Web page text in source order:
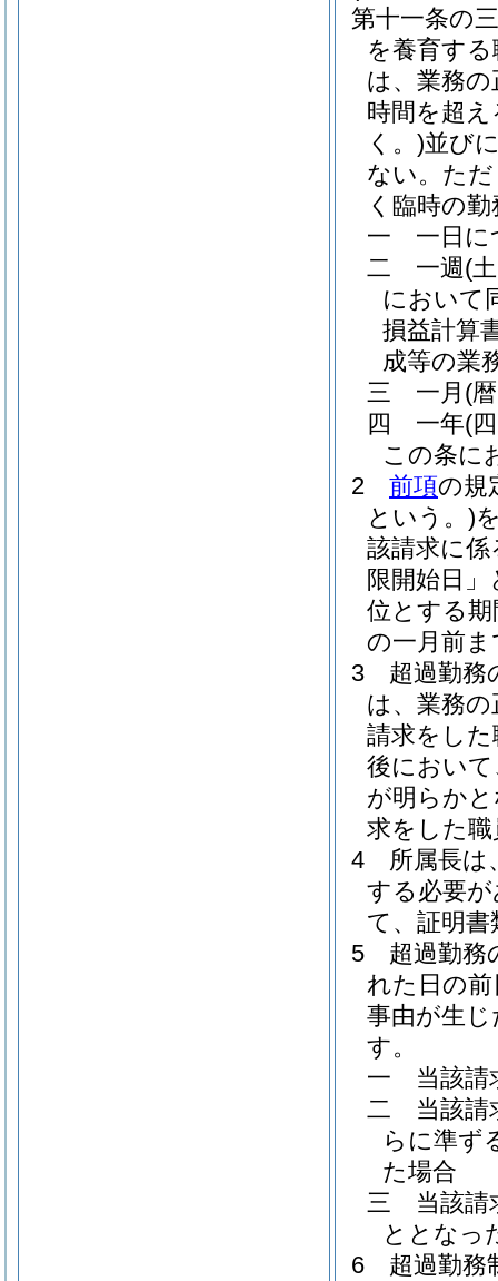
第十一条の三
を養育す
は、業務
時間を超
く。)並び
ない。 た
く臨時の
一
一日に
二
一週(
において
損益計算
成等の業
三
一月 (
四
一年(
この条に
2
前項の規
という。)
該請求に
限開始日
位とする
の一月前
3
超過勤務
は、業務
請求をし
後におい
が明らか
求をした
4
所属長は
する必要
て、証明
5
超過勤務
れた日の
事由が生
す。
一
当該
二
当該
らに準ず
た場合
三
当該
ととなっ
6
超過勤務